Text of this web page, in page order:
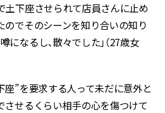
土下座させられて店員さんに止め
のでそのシーンを知り合いの知り
なるし、散々でした」（27歳女
座”を要求する人って未だに意外と
させるくらい相手の心を傷つけて